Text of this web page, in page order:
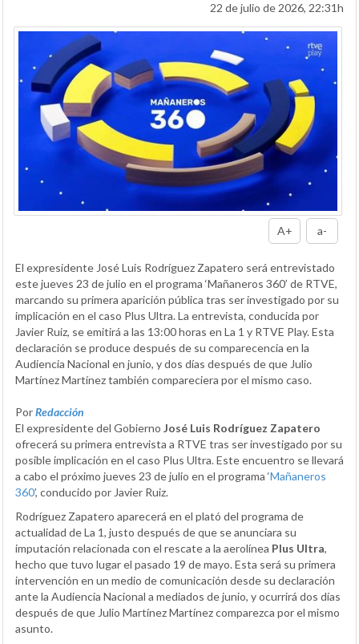
22 de julio de 2026, 22:31h
A+ a-
El expresidente José Luis Rodríguez Zapatero será entrevistado
este jueves 23 de julio en el programa ‘Mañaneros 360’ de RTVE,
marcando su primera aparición pública tras ser investigado por su
implicación en el caso Plus Ultra. La entrevista, conducida por
Javier Ruiz, se emitirá a las 13:00 horas en La 1 y RTVE Play. Esta
declaración se produce después de su comparecencia en la
Audiencia Nacional en junio, y dos días después de que Julio
Martínez Martínez también compareciera por el mismo caso.
PorRedacción
El expresidente del Gobierno José Luis Rodríguez Zapatero
ofrecerá su primera entrevista a RTVE tras ser investigado por su
posible implicación en el caso Plus Ultra. Este encuentro se llevará
a cabo el próximo jueves 23 de julio en el programa ‘Mañaneros
360’, conducido por Javier Ruiz.
Rodríguez Zapatero aparecerá en el plató del programa de
actualidad de La 1, justo después de que se anunciara su
imputación relacionada con el rescate a la aerolínea Plus Ultra,
hecho que tuvo lugar el pasado 19 de mayo. Esta será su primera
intervención en un medio de comunicación desde su declaración
ante la Audiencia Nacional a mediados de junio, y ocurrirá dos días
después de que Julio Martínez Martínez comparezca por el mismo
asunto.